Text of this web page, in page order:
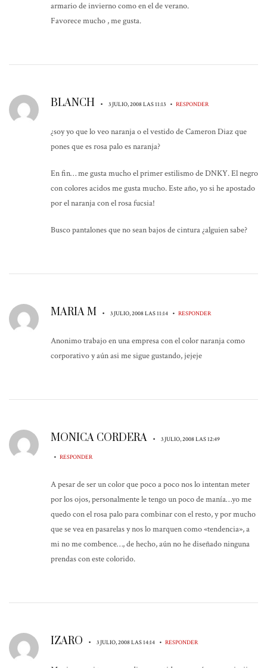
armario de invierno como en el de verano.
Favorece mucho , me gusta.
BLANCH • 3 JULIO, 2008 LAS 11:13 • RESPONDER
¿soy yo que lo veo naranja o el vestido de Cameron Diaz que
pones que es rosa palo es naranja?
En fin… me gusta mucho el primer estilismo de DNKY. El negro
con colores acidos me gusta mucho. Este año, yo si he apostado
por el naranja con el rosa fucsia!
Busco pantalones que no sean bajos de cintura ¿alguien sabe?
MARIA M • 3 JULIO, 2008 LAS 11:14 • RESPONDER
Anonimo trabajo en una empresa con el color naranja como
corporativo y aún asi me sigue gustando, jejeje
MONICA CORDERA • 3 JULIO, 2008 LAS 12:49
• RESPONDER
A pesar de ser un color que poco a poco nos lo intentan meter
por los ojos, personalmente le tengo un poco de manía…yo me
quedo con el rosa palo para combinar con el resto, y por mucho
que se vea en pasarelas y nos lo marquen como «tendencia», a
mi no me combence…, de hecho, aún no he diseñado ninguna
prendas con este colorido.
IZARO • 3 JULIO, 2008 LAS 14:14 • RESPONDER